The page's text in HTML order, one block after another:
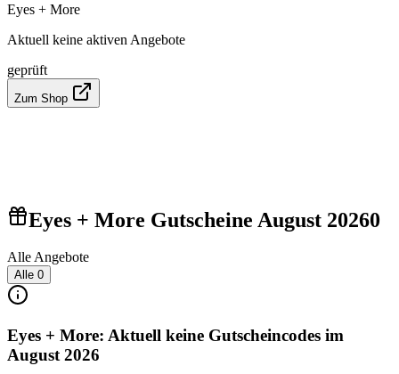
Eyes + More
Aktuell keine aktiven Angebote
geprüft
Zum Shop
Eyes + More Gutscheine August 20260
Alle Angebote
Alle 0
Eyes + More: Aktuell keine Gutscheincodes im
August 2026